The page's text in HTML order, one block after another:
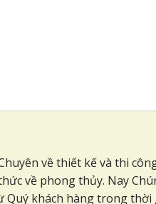
về thiết kế và thi
về phong thủy. Nay
Quý khách hàng trong thời